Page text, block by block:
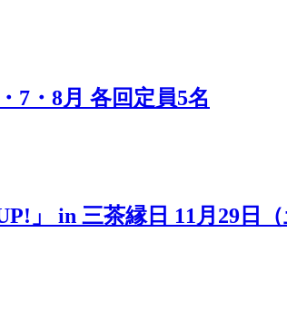
7・8月 各回定員5名
」 in 三茶縁日 11月29日